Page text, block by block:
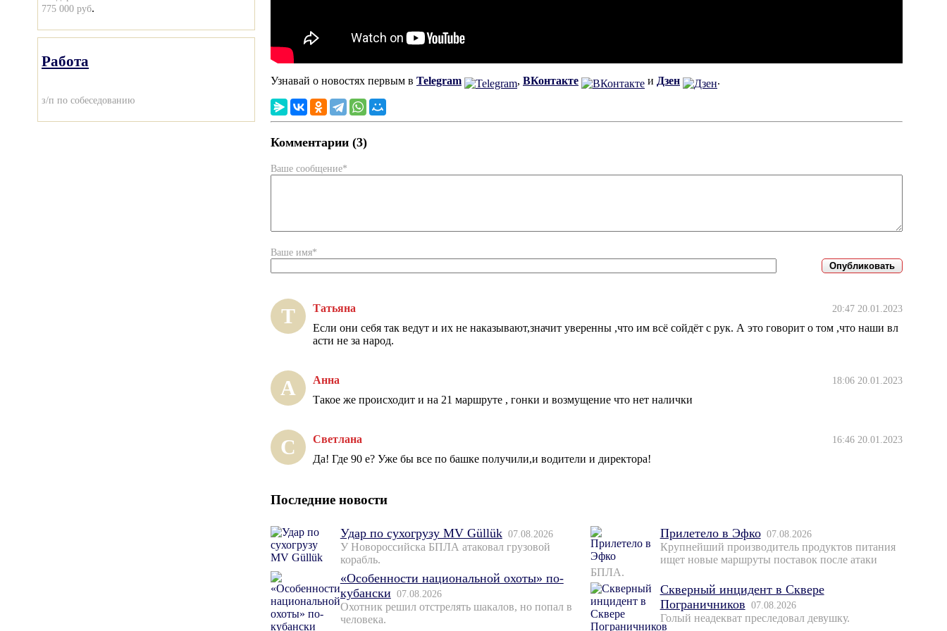
775 000 руб.
Работа
з/п по собеседованию
Узнавай о новостях первым в Telegram , ВКонтакте и Дзен .
Комментарии (3)
Ваше сообщение*
Ваше имя*
Т Татьяна 20:47 20.01.2023
Если они себя так ведут и их не наказывают,значит уверенны ,что им всё сойдёт с рук. А это говорит о том ,что наши вл
асти не за народ.
А Анна 18:06 20.01.2023
Такое же происходит и на 21 маршруте , гонки и возмущение что нет налички
С Светлана 16:46 20.01.2023
Да! Где 90 е? Уже бы все по башке получили,и водители и директора!
Последние новости
Удар по сухогрузу MV Güllük 07.08.2026
У Новороссийска БПЛА атаковал грузовой
корабль.
«Особенности национальной охоты» по-
кубански 07.08.2026
Охотник решил отстрелять шакалов, но попал в
человека.
Прилетело в Эфко 07.08.2026
Крупнейший производитель продуктов питания
ищет новые маршруты поставок после атаки
БПЛА.
Скверный инцидент в Сквере
Пограничников 07.08.2026
Голый неадекват преследовал девушку.